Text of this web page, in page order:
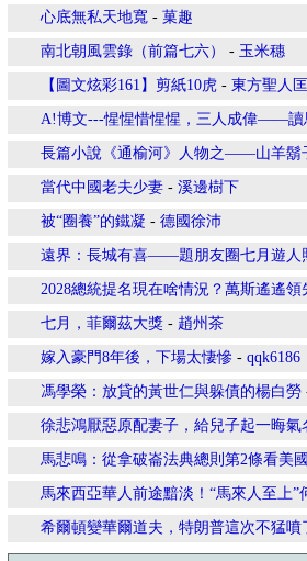
心底無私天地寬 - 菓趣
南北朝風雲錄（前篇七六） - 玉米穗
【圖文炫彩161】剪紙10虎 - 東方聖人
A!博文---惺惺惜惺惺，三人成偉——讀
長篇小說《通榆河》人物之——山羊鬍
當代中國老夫少妻 - 溪邊樹下
被“圈養”的鐵凝 - 德國徐沛
遠界：長城有喜——題朋友圈七月遊人
2028總統提名現在啥情況？萬斯遙遙
七月，菲爾茲大獎 - 趙州茶
嫁入豪門8年後，下場太悽慘 - qqk6186
馮學榮：放貸的黃世仁與躲債的楊白勞
徐悲鴻厭惡原配妻子，給兒子起一晦氣
馬悲鳴：從拿破崙法典總則第2條看美
馬來西亞華人前途黯淡！“馬來人至上”
希爾頓變華爾道夫，特朗普這次不猛噴